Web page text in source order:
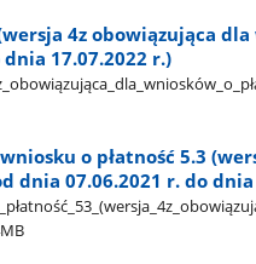
4z obowiązująca
17.07.2022 r.)
o płatność 5.3
dnia 07.06.2021 r. do